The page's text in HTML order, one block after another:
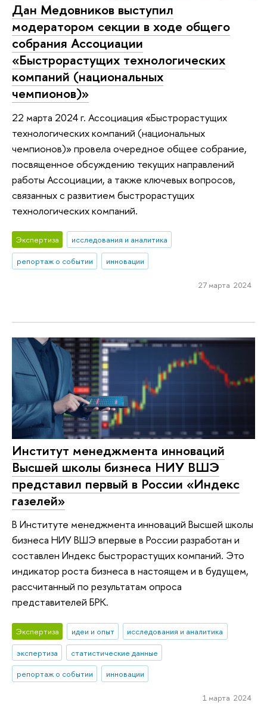
Дан Медовников выступил
модератором секции в ходе общего
собрания Ассоциации
«Быстрорастущих технологических
компаний (национальных
чемпионов)»
22 марта 2024 г. Ассоциация «Быстрорастущих
технологических компаний (национальных
чемпионов)» провела очередное общее собрание,
посвященное обсуждению текущих направлений
работы Ассоциации, а также ключевых вопросов,
связанных с развитием быстрорастущих
технологических компаний.
Экспертиза
исследования и аналитика
репортаж о событии
инновации
27 марта 2024
Институт менеджмента инноваций
Высшей школы бизнеса НИУ ВШЭ
представил первый в России «Индекс
газелей»
В Институте менеджмента инноваций Высшей школы
бизнеса НИУ ВШЭ впервые в России разработан и
составлен Индекс быстрорастущих компаний. Это
индикатор роста бизнеса в настоящем и в будущем,
рассчитанный по результатам опроса
представителей БРК.
Экспертиза идеи и опыт
исследования и аналитика
экспертиза
статистические данные
репортаж о событии
инновации
1 марта 2024